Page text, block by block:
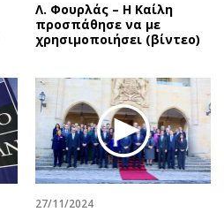
Λ. Φουρλάς – Η Καίλη
προσπάθησε να με
χρησιμοποιήσει (βίντεο)
27/11/2024